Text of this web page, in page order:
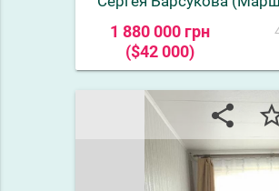
1 880 000 грн
($42 000)
share